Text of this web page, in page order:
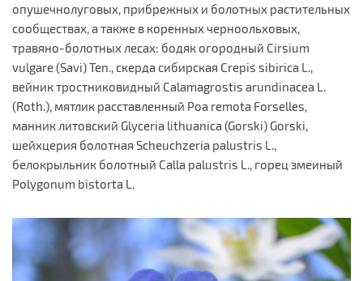
опушечнолуговых, прибрежных и болотных растительных
сообществах, а также в коренных черноольховых,
травяно-болотных лесах: бодяк огородный Cirsium
vulgare (Savi) Ten., скерда сибирская Crepis sibirica L.,
вейник тростниковидный Calamagrostis arundinacea L.
(Roth.), мятлик расставленный Poa remota Forselles,
манник литовский Glyceria lithuanica (Gorski) Gorski,
шейхцерия болотная Scheuchzeria palustris L.,
белокрыльник болотный Calla palustris L., горец змеиный
Polygonum bistorta L.